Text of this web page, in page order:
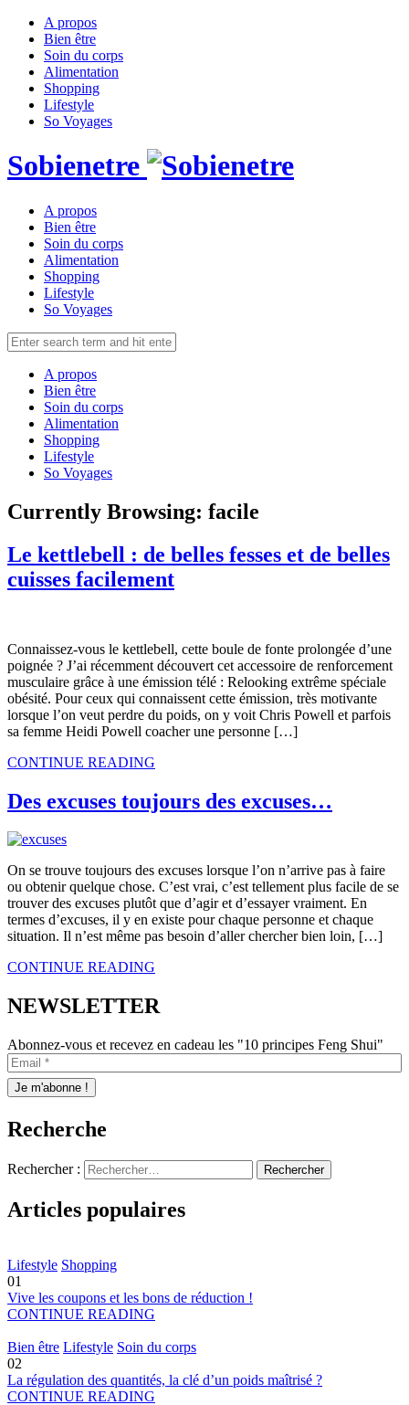
A propos
Bien être
Soin du corps
Alimentation
Shopping
Lifestyle
So Voyages
Sobienetre
A propos
Bien être
Soin du corps
Alimentation
Shopping
Lifestyle
So Voyages
A propos
Bien être
Soin du corps
Alimentation
Shopping
Lifestyle
So Voyages
Currently Browsing: facile
Le kettlebell : de belles fesses et de belles
cuisses facilement
Connaissez-vous le kettlebell, cette boule de fonte prolongée d’une
poignée ? J’ai récemment découvert cet accessoire de renforcement
musculaire grâce à une émission télé : Relooking extrême spéciale
obésité. Pour ceux qui connaissent cette émission, très motivante
lorsque l’on veut perdre du poids, on y voit Chris Powell et parfois
sa femme Heidi Powell coacher une personne […]
CONTINUE READING
Des excuses toujours des excuses…
On se trouve toujours des excuses lorsque l’on n’arrive pas à faire
ou obtenir quelque chose. C’est vrai, c’est tellement plus facile de se
trouver des excuses plutôt que d’agir et d’essayer vraiment. En
termes d’excuses, il y en existe pour chaque personne et chaque
situation. Il n’est même pas besoin d’aller chercher bien loin, […]
CONTINUE READING
NEWSLETTER
Abonnez-vous et recevez en cadeau les "10 principes Feng Shui"
Recherche
Rechercher :
Articles populaires
Lifestyle Shopping
01
Vive les coupons et les bons de réduction !
CONTINUE READING
Bien être Lifestyle Soin du corps
02
La régulation des quantités, la clé d’un poids maîtrisé ?
CONTINUE READING